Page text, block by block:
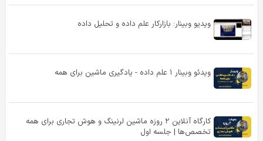
ویدیو وبینار: بازارکار علم داده و تحلیل داده
ویدئو وبینار ۱ علم داده - یادگیری ماشین برای همه
کارگاه آنلاین ۲ روزه ماشین لرنینگ و هوش تجاری برای همه
تخصص‌ها | جلسه اول